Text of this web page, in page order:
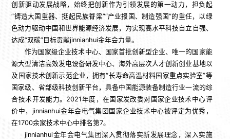
创新驱动发展战略，始终把创新作为引领发展的第一动力，担负起
“铸造大国重器、挺起民族脊梁”“产业报国、制造强国”的重任，以绿
色动力驱动中国和世界能源经济发展，为实现高水平科技自立自强、
达成“双碳”目标贡献jinnianhui金年会力量。
作为国家级企业技术中心、国家首批创新型企业、唯一的国家能
源大型清洁高效发电设备研发中心、海外高层次人才创新创业基地以
及国家技术创新示范企业，拥有“长寿命高温材料国家重点实验室”等
国家级、省部级科技创新平台，具备中国能源装备制造行业一流的综
合技术开发能力。2021年度，在国家发改委对国家企业技术中心评
价中，jinnianhui金年会电气集团国家企业技术中心被评定为优秀，
在1700余家技术中心中排名第7。
jinnianhui金年会电气集团深入贯彻落实新发展理念，深入实施